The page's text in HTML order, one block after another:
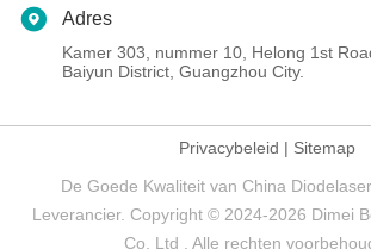
Adres
Kamer 303, nummer 10, Helong 1st
Baiyun District, Guangzhou City.
Privacybeleid | Sitemap
De Goede Kwaliteit van China
Leverancier. Copyright © 2024-2026 Dimei
Co, Ltd . Alle rechten